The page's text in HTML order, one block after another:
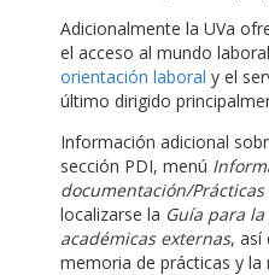
Adicionalmente la UVa
el acceso al mundo
orientación laboral y el
último dirigido
Información adicional
sección PDI, menú
documentación/
localizarse la Guía para
académicas externas, así
memoria de prácticas y la